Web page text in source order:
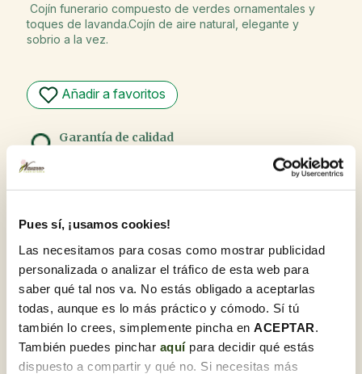
Pues sí, ¡usamos cookies!
Las necesitamos para cosas como mostrar publicidad
personalizada o analizar el tráfico de esta web para
saber qué tal nos va. No estás obligado a aceptarlas
todas, aunque es lo más práctico y cómodo. Sí tú
también lo crees, simplemente pincha en ACEPTAR
También puedes pinchar aquípara decidir qué estás
dispuesto a compartir y qué no. Si necesitas más
Cojín funerario compuesto de verdes ornamentales y
toques de lavanda.Cojín de aire natural, elegante y
sobrio a la vez.
Añadir a favoritos
Garantía de calidad
productos de la más alta calidad. Nuestro compromiso
destino.
Recoge gratis en tienda con Click & Go
Compra online y elige la tienda para recoger tu
pedido cuando te vaya bien.
¿Lo necesitas para regalo?
Te lo preparamos junto a una tarjeta
dedicatoria.Una vez estés en el proceso de compra,
podrás marcar esta opción y personalizarla.